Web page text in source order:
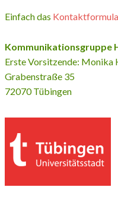
Einfach das
Kommunikationsgruppe
Erste Vorsitzende: Monika
Grabenstraße 35
72070 Tübingen